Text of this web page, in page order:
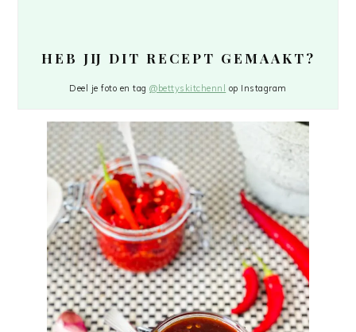
HEB JIJ DIT RECEPT GEMAAKT?
Deel je foto en tag@bettyskitchennl op Instagram